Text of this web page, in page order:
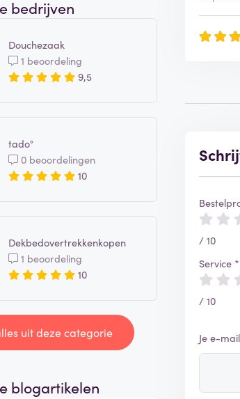
bedrijven
Douchezaak
1 beoordeling
9,5
tado°
0 beoordelingen
10
Dekbedovertrekkenkopen
1 beoordeling
10
uit deze categorie
blogartikelen
/ 10
Service *
/ 10
Je e-